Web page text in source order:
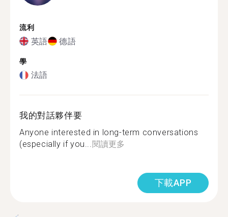
流利
英語 德語
學
法語
我的對話夥伴要
Anyone interested in long-term conversations
(especially if you...閱讀更多
下載APP